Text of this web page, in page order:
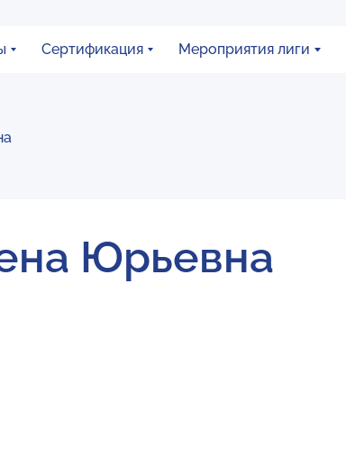
Сертификация Мероприятия лиги
Юрьевна